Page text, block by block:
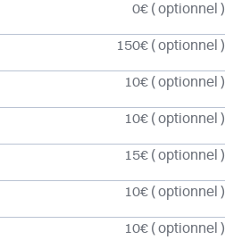
0€ ( optionnel )
150€ ( optionnel )
10€ ( optionnel )
10€ ( optionnel )
15€ ( optionnel )
10€ ( optionnel )
10€ ( optionnel )